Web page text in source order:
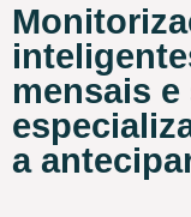
mensais
a